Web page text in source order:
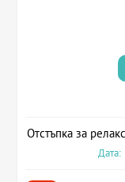
Отстъпка за